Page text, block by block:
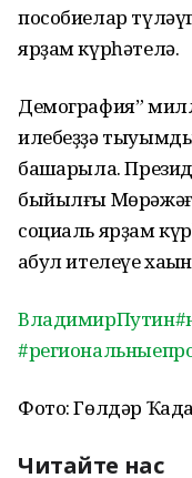
пособиелар
ярҙам күрһәтелә.
Демография”
илебеҙҙә
башҡарыла.
быйылғы
социаль ярҙам
ҡабул ителеүе
ВладимирПутин
Фото: Гөлдәр
Читайте нас